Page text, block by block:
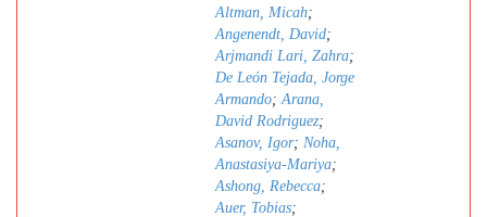
Altman, Micah;
Angenendt, David;
Arjmandi Lari, Zahra;
De León Tejada, Jorge
Armando;Arana,
David Rodriguez;
Asanov, Igor; Noha,
Anastasiya-Mariya;
Ashong, Rebecca;
Auer, Tobias;